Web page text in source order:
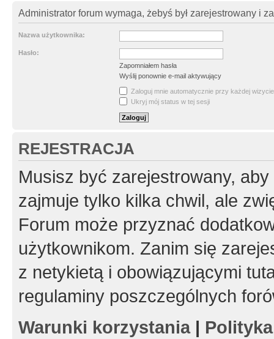
Administrator forum wymaga, żebyś był zarejestrowany i
Nazwa użytkownika:
Hasło:
Zapomniałem hasła
Wyślij ponownie e-mail aktywujący
Zaloguj mnie automatycznie przy każdej wizycie
Ukryj mój status w tej sesji
REJESTRACJA
Musisz być zarejestrowany,
zajmuje tylko kilka chwil, ale
Forum może przyznać
użytkownikom. Zanim się
z netykietą i obowiązującymi
regulaminy poszczególnych
Warunki korzystania|